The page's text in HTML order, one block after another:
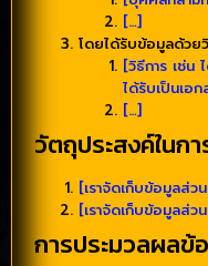
[…]
โดยได้รับข้อมูลด้วย
[วิธีการ เช่น
ได้รับเป็นเอก
[…]
วัตถุประสงค์ในก
[เราจัดเก็บข้อมูลส่ว
[เราจัดเก็บข้อมูลส่ว
การประมวลผล